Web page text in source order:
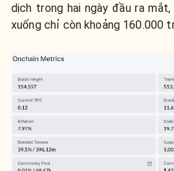
dịch trong hai ngày đầu ra
xuống chỉ còn khoảng 160.000